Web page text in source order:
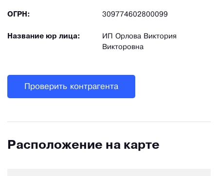
ОГРН: 309774602800099
Название юр лица:
ИП Орлова Виктория
Викторовна
Проверить контрагента
Расположение на карте